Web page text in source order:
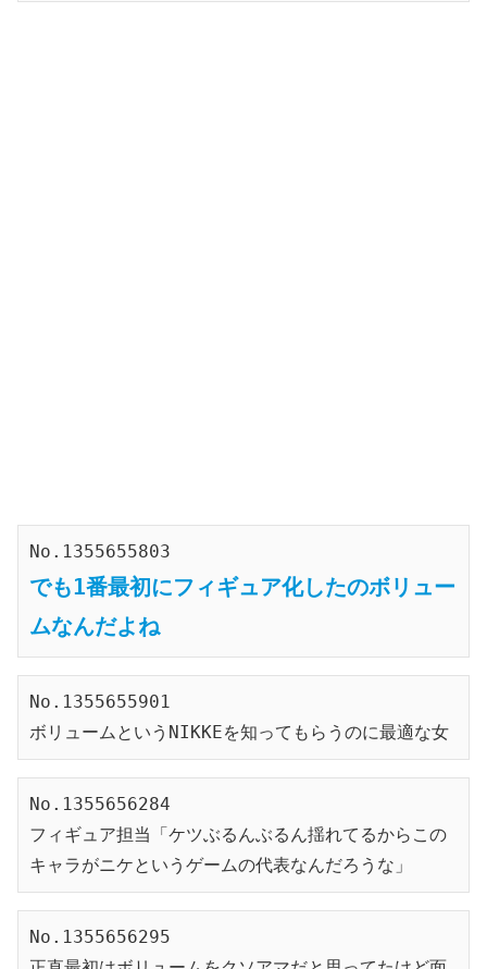
No.1355655803
でも1番最初にフィギュア化したのボリュー
ムなんだよね
No.1355655901
ボリュームというNIKKEを知ってもらうのに最適な女
No.1355656284
フィギュア担当「ケツぶるんぶるん揺れてるからこの
キャラがニケというゲームの代表なんだろうな」
No.1355656295